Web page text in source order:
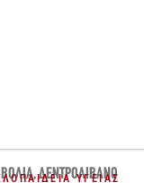
,ΔΕΝΤΡΟΛΊΒΑΝΟ
ΥΓΕΊΑΣ